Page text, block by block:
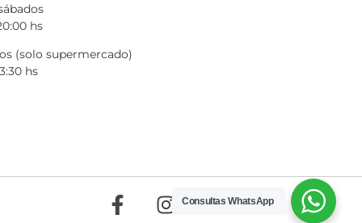
hs
(solo supermercado)
hs
Consultas WhatsApp